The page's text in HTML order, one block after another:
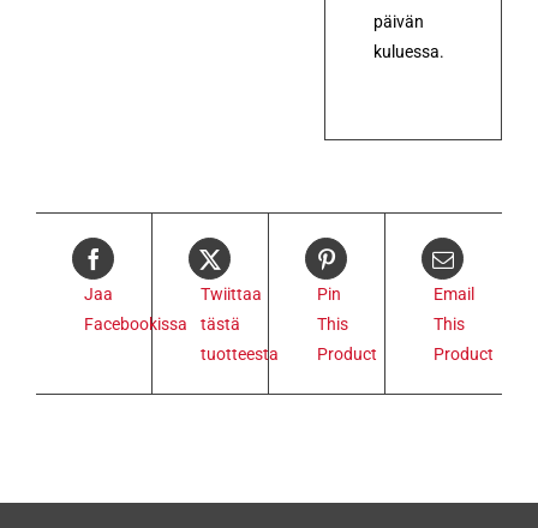
päivän
kuluessa.
Jaa
Facebookissa
Twiittaa
tästä
tuotteesta
Pin
This
Product
Email
This
Product